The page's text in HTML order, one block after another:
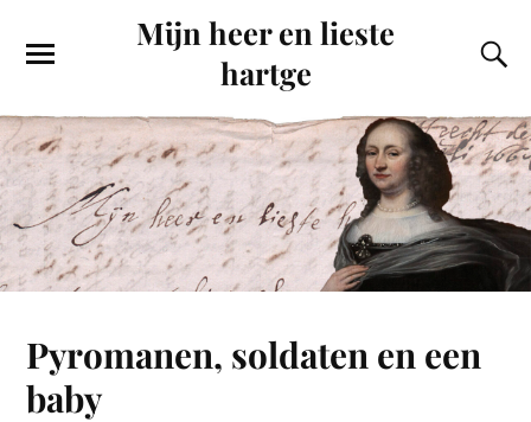
Mijn heer en lieste
hartge
Pyromanen, soldaten en een
baby